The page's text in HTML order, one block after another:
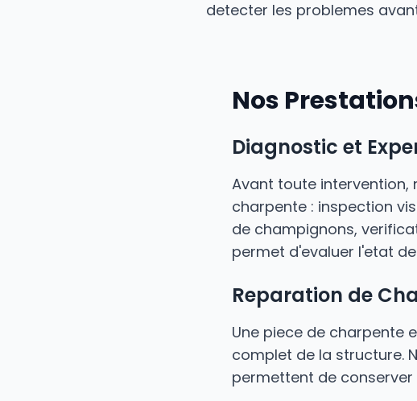
detecter les problemes
Nos
Diagnostic et
Avant toute
charpente : inspection
de champignons,
permet d'evaluer l'etat
Reparation de
Une piece de charpente
complet de la structure.
permettent de